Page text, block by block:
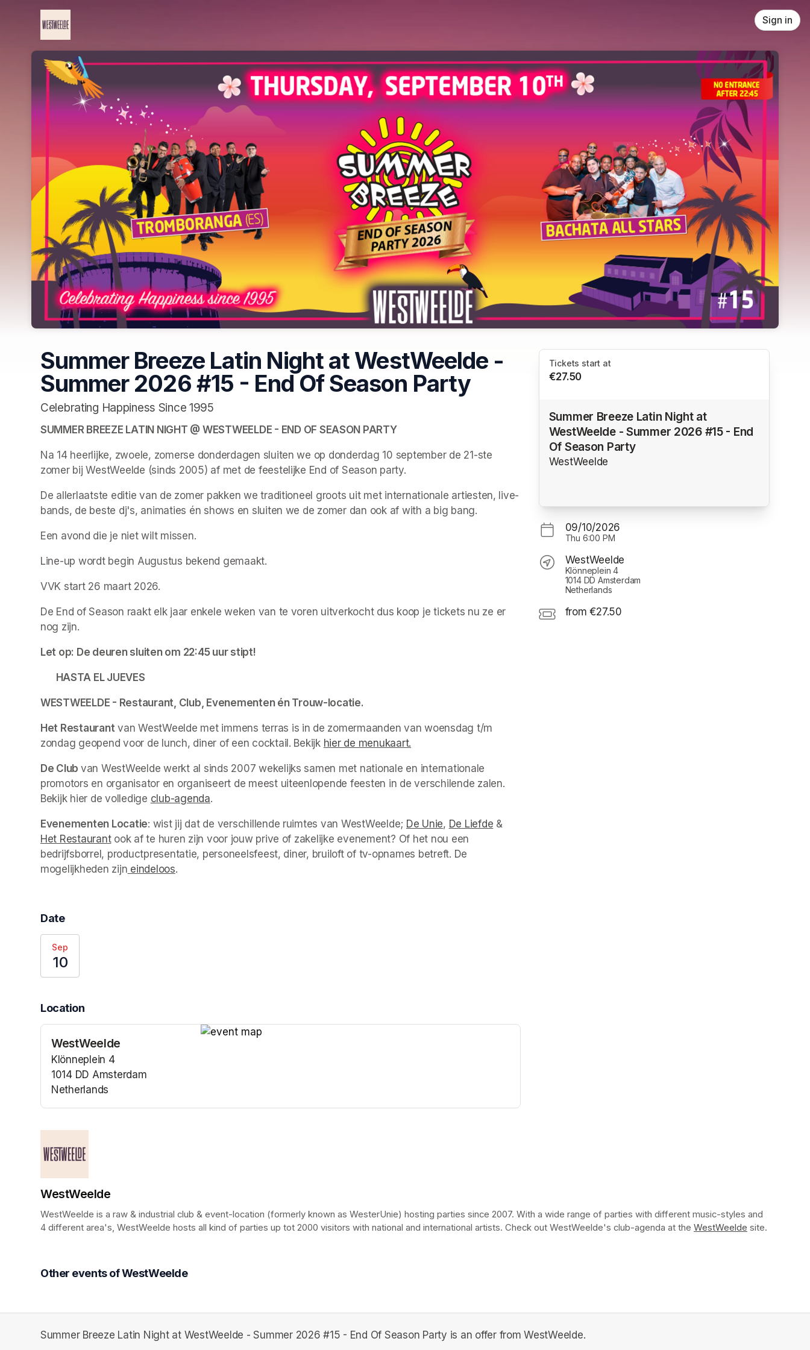
Skip header
Sign in
Summer Breeze Latin Night at WestWeelde -
Summer 2026 #15 - End Of Season Party
Celebrating Happiness Since 1995
SUMMER BREEZE LATIN NIGHT @ WESTWEELDE - END OF SEASON PARTY
Na 14 heerlijke, zwoele, zomerse donderdagen sluiten we op donderdag 10 september de 21-ste
zomer bij WestWeelde (sinds 2005) af met de feestelijke End of Season party.
De allerlaatste editie van de zomer pakken we traditioneel groots uit met internationale artiesten, live-
bands, de beste dj's, animaties én shows en sluiten we de zomer dan ook af with a big bang.
Een avond die je niet wilt missen.
Line-up wordt begin Augustus bekend gemaakt.
VVK start 26 maart 2026.
De End of Season raakt elk jaar enkele weken van te voren uitverkocht dus koop je tickets nu ze er
nog zijn.
Let op: De deuren sluiten om 22:45 uur stipt!
HASTA EL JUEVES
WESTWEELDE - Restaurant, Club, Evenementen én Trouw-locatie.
Het Restaurant van WestWeelde met immens terras is in de zomermaanden van woensdag t/m
zondag geopend voor de lunch, diner of een cocktail. Bekijk hier de menukaart.
De Club van WestWeelde werkt al sinds 2007 wekelijks samen met nationale en internationale
promotors en organisator en organiseert de meest uiteenlopende feesten in de verschilende zalen.
Bekijk hier de volledige club-agenda(opens in a new tab)
.
Evenementen Locatie: wist jij dat de verschillende ruimtes van WestWeelde; De Unie(opens in a new tab)
, De Liefde (opens in a new tab)
&
Het Restaurant(opens in a new tab)
ook af te huren zijn voor jouw prive of zakelijke evenement? Of het nou een
bedrijfsborrel, productpresentatie, personeelsfeest, diner, bruiloft of tv-opnames betreft. De
mogelijkheden zijn eindeloos(opens in a new tab)
.
Date
Sep
10
Location
WestWeelde
Klönneplein 4
1014 DD Amsterdam
Netherlands
(opens in a new tab)
Tickets start at
€27.50
Summer Breeze Latin Night at
WestWeelde - Summer 2026 #15 - End
Of Season Party
WestWeelde
09/10/2026
Thu 6:00 PM
WestWeelde
Klönneplein 4
1014 DD Amsterdam
Netherlands
from €27.50
WestWeelde
WestWeelde is a raw & industrial club & event-location (formerly known as WesterUnie) hosting parties since 2007. With a wide range of parties with different music-styles and
4 different area's, WestWeelde hosts all kind of parties up tot 2000 visitors with national and international artists. Check out WestWeelde's club-agenda at the WestWeelde (opens in a
Other events of WestWeelde
Summer Breeze Latin Night at WestWeelde - Summer 2026 #15 - End Of Season Party is an offer from WestWeelde.